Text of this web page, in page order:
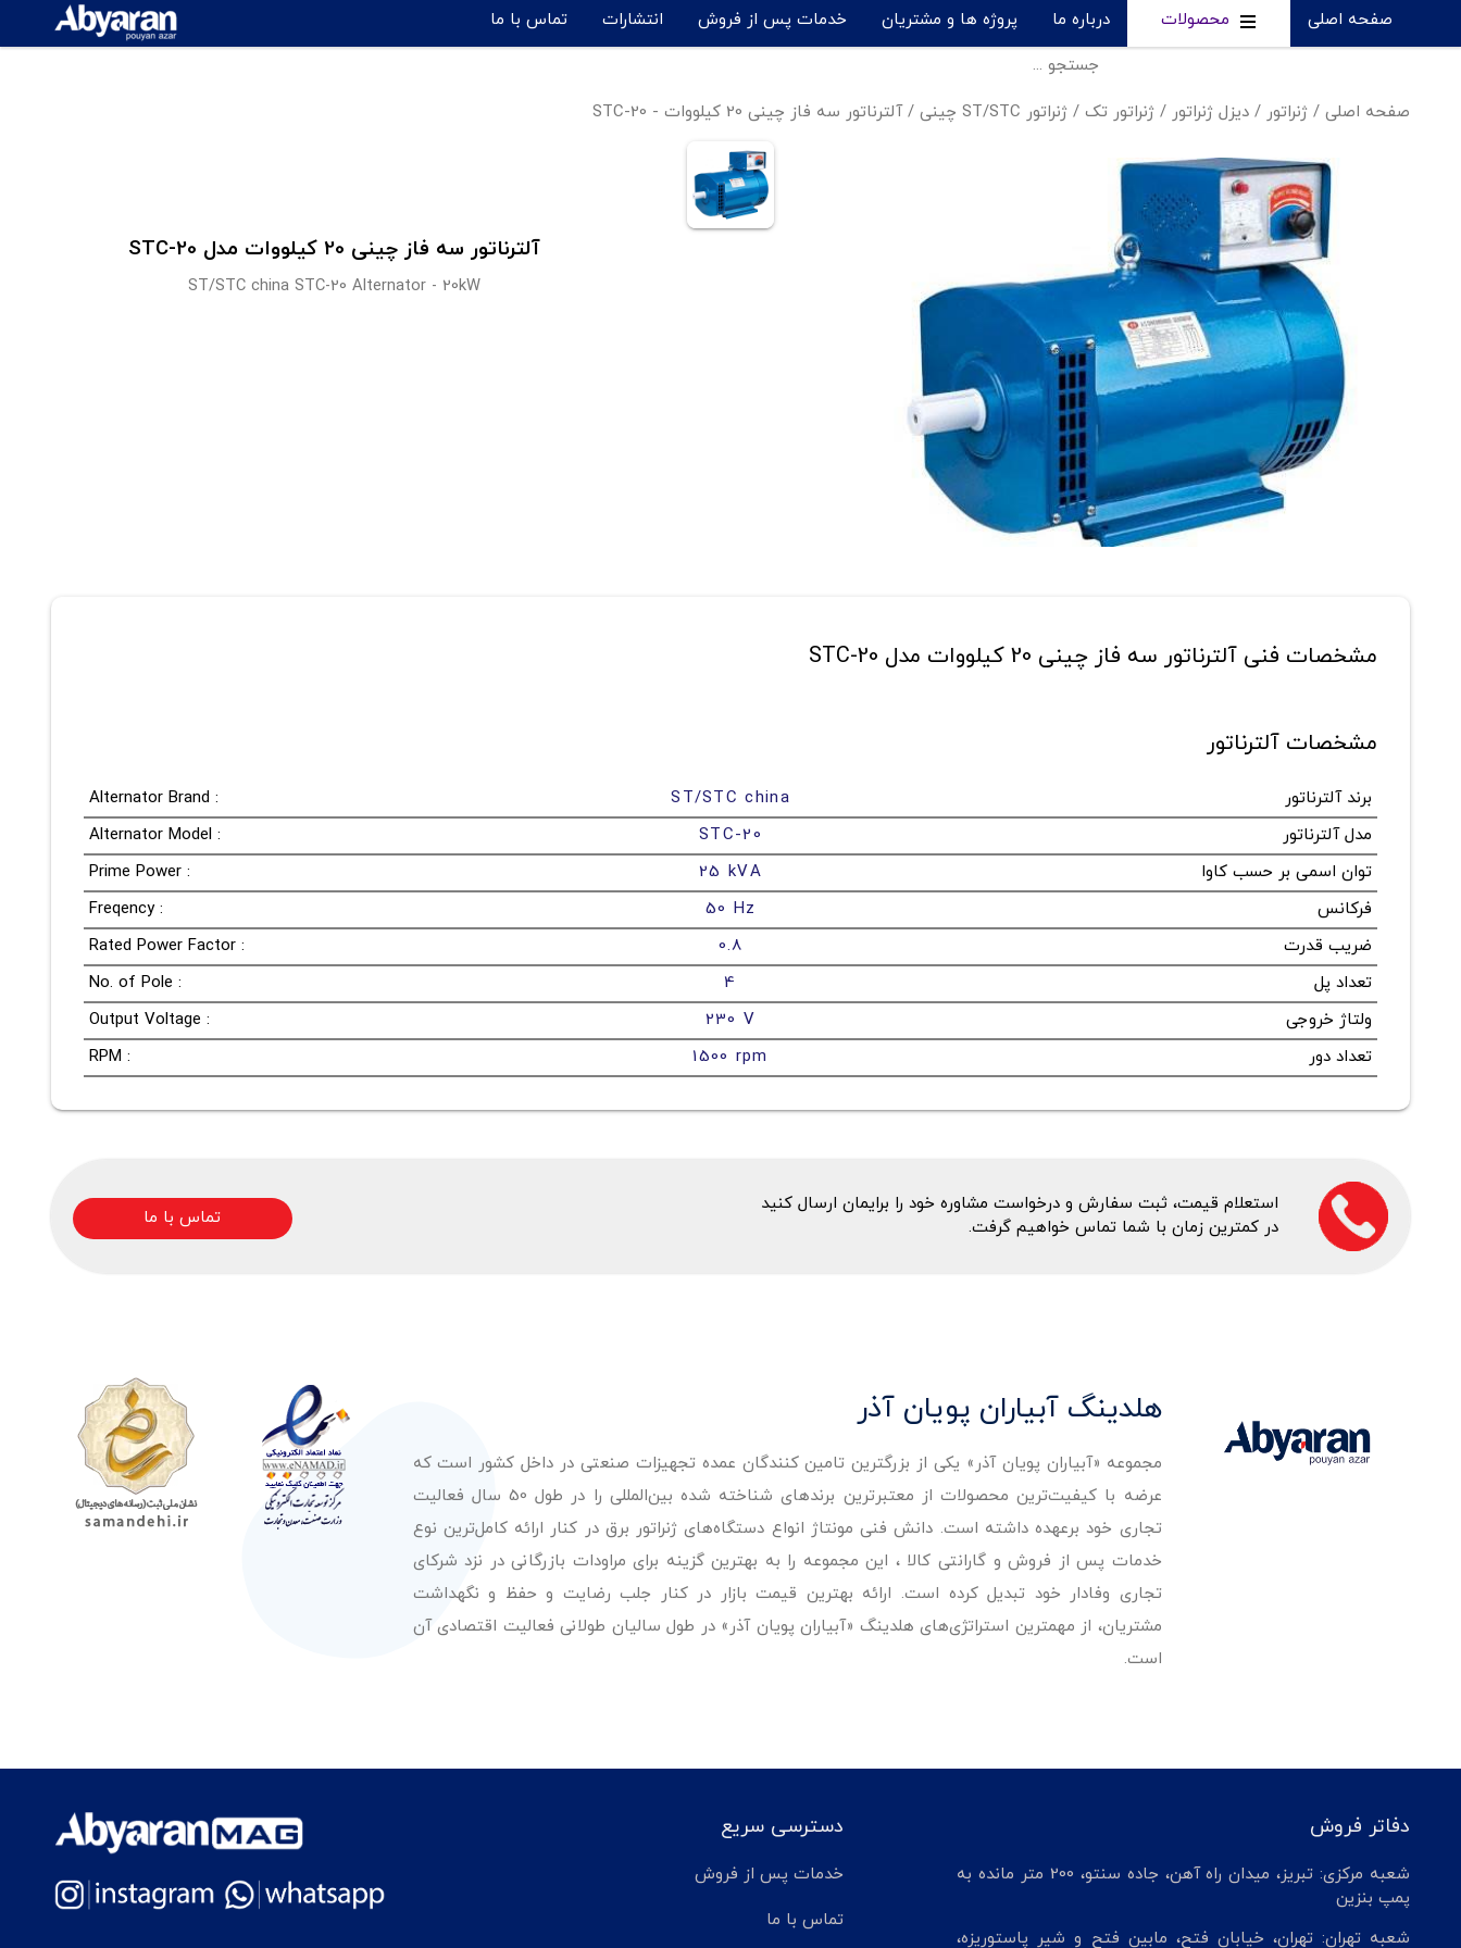
صفحه اصلی محصولات درباره ما پروژه ها و مشتریان خدمات پس از فروش انتشارات تماس با ما
صفحه اصلی / ژنراتور / دیزل ژنراتور / ژنراتور تک / ژنراتور ST/STC چینی /آلترناتور سه فاز چینی 20 کیلووات - STC-20
آلترناتور سه فاز چینی 20 کیلووات مدل STC-20
ST/STC china STC-20 Alternator - 20kW
مشخصات فنی آلترناتور سه فاز چینی 20 کیلووات مدل STC-20
مشخصات آلترناتور
برند آلترناتور ST/STC china
Alternator Brand :
مدل آلترناتور
STC-20
Alternator Model :
توان اسمی بر حسب کاوا
25 kVA
Prime Power :
فرکانس
50 Hz
Freqency :
ضریب قدرت
0.8
Rated Power Factor :
تعداد پل
4
No. of Pole :
ولتاژ خروجی
230 V
Output Voltage :
تعداد دور
1500 rpm
RPM :
استعلام قیمت، ثبت سفارش و درخواست مشاوره خود را برایمان ارسال کنید
در کمترین زمان با شما تماس خواهیم گرفت.
تماس با ما
هلدینگ آبیاران پویان آذر
مجموعه «آبیاران پویان آذر» یکی از بزرگترین تامین کنندگان عمده تجهیزات صنعتی در داخل کشور است که
عرضه با کیفیت‌ترین محصولات از معتبرترین برندهای شناخته شده بین‌المللی را در طول 50 سال فعالیت
تجاری خود برعهده داشته است. دانش فنی مونتاژ انواع دستگاه‌های ژنراتور برق در کنار ارائه کامل‌ترین نوع
خدمات پس از فروش و گارانتی کالا ، این مجموعه را به بهترین گزینه برای مراودات بازرگانی در نزد شرکای
تجاری وفادار خود تبدیل کرده است. ارائه بهترین قیمت بازار در کنار جلب رضایت و حفظ و نگهداشت
مشتریان، از مهمترین استراتژی‌های هلدینگ «آبیاران پویان آذر» در طول سالیان طولانی فعالیت اقتصادی آن
است.
دفاتر فروش
شعبه مرکزی: تبریز، میدان راه آهن، جاده سنتو، 200 متر مانده به
پمپ بنزین
شعبه تهران: تهران، خیابان فتح، مابین فتح و شیر پاستوریزه،
دسترسی سریع
خدمات پس از فروش
تماس با ما